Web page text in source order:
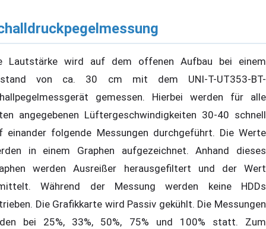
Lautstärke wird auf dem offenen Aufbau bei einem
von ca. 30 cm mit dem UNI-T-UT353-BT-
gemessen. Hierbei werden für alle
angegebenen Lüftergeschwindigkeiten 30-40 schnell
einander folgende Messungen durchgeführt. Die Werte
in einem Graphen aufgezeichnet. Anhand dieses
werden Ausreißer herausgefiltert und der Wert
Während der Messung werden keine HDDs
Die Grafikkarte wird Passiv gekühlt. Die Messungen
bei 25%, 33%, 50%, 75% und 100% statt. Zum